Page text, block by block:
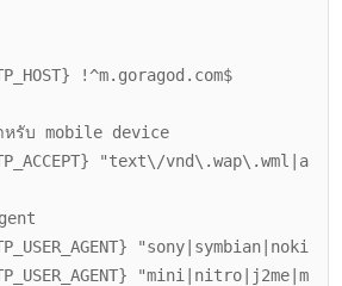
!^m.goragod.com$
หรับ mobile device
"text\/